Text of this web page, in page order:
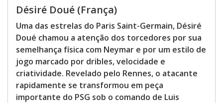
Désiré Doué (França)
Uma das estrelas do Paris Saint-Germain, Désiré
Doué chamou a atenção dos torcedores por sua
semelhança física com Neymar e por um estilo de
jogo marcado por dribles, velocidade e
criatividade. Revelado pelo Rennes, o atacante
rapidamente se transformou em peça
importante do PSG sob o comando de Luis